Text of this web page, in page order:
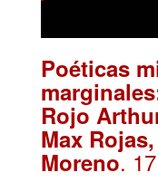
Poéticas
Rojo
Max
Moreno.